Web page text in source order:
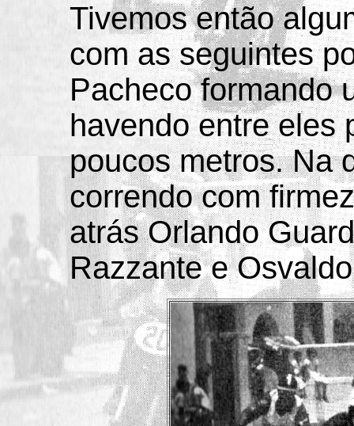
Tivemos então
com as seguintes
Pacheco formando
havendo entre eles
poucos metros. Na
correndo com
atrás Orlando
Razzante e